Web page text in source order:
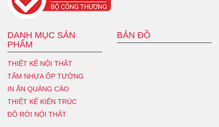
DANH MỤC SẢN
PHẨM
THIẾT KẾ NỘI THẤT
TẤM NHỰA ỐP TƯỜNG
IN ẤN QUẢNG CÁO
THIẾT KẾ KIẾN TRÚC
ĐỒ RỜI NỘI THẤT
BẢN ĐỒ